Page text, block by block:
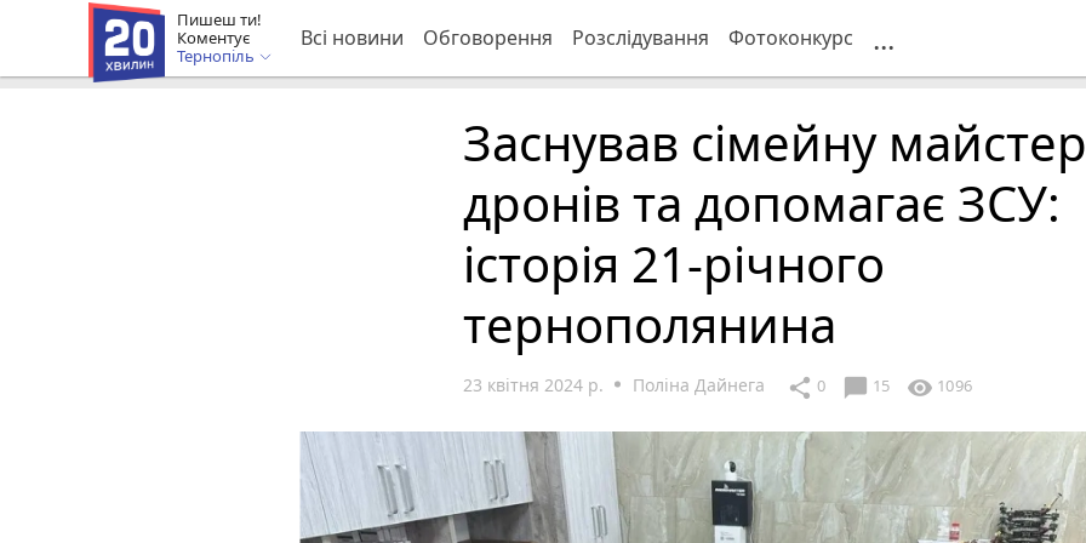
Пишеш ти!
Коментує
Тернопіль
Всі новини Обговорення Розслідування Фотоконкурс ...
Заснував сімейну
дронів та допомагає ЗСУ:
історія 21-річного
тернополянина
23 квітня 2024 р. Поліна Дайнега share 0 chat_bubble 15 visibility 1096